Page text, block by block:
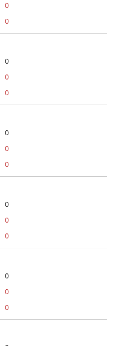
0
0
0
0
0
0
0
0
0
0
0
0
0
0